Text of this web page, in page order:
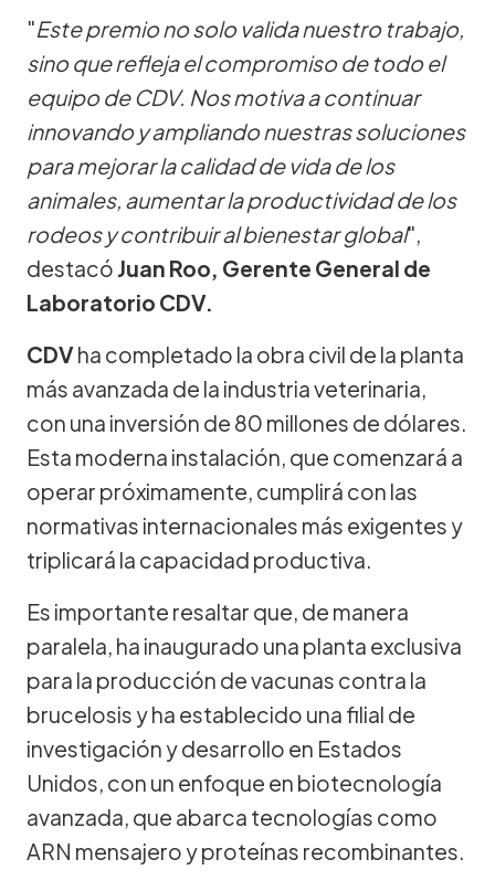
"Este premio no solo valida nuestro trabajo,
sino que refleja el compromiso de todo el
equipo de CDV. Nos motiva a continuar
innovando y ampliando nuestras soluciones
para mejorar la calidad de vida de los
animales, aumentar la productividad de los
rodeos y contribuir al bienestar global",
destacó Juan Roo, Gerente General de
Laboratorio CDV.
CDVha completado la obra civil de la planta
más avanzada de la industria veterinaria,
con una inversión de 80 millones de dólares.
Esta moderna instalación, que comenzará a
operar próximamente, cumplirá con las
normativas internacionales más exigentes y
triplicará la capacidad productiva.
Es importante resaltar que, de manera
paralela, ha inaugurado una planta exclusiva
para la producción de vacunas contra la
brucelosis y ha establecido una filial de
investigación y desarrollo en Estados
Unidos, con un enfoque en biotecnología
avanzada, que abarca tecnologías como
ARN mensajero y proteínas recombinantes.